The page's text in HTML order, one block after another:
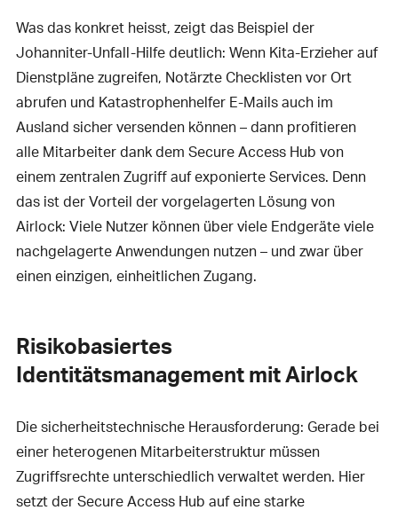
Was das konkret heisst, zeigt das Beispiel der
Johanniter-Unfall-Hilfe deutlich: Wenn Kita-Erzieher auf
Dienstpläne zugreifen, Notärzte Checklisten vor Ort
abrufen und Katastrophenhelfer E-Mails auch im
Ausland sicher versenden können – dann profitieren
alle Mitarbeiter dank dem Secure Access Hub von
einem zentralen Zugriff auf exponierte Services. Denn
das ist der Vorteil der vorgelagerten Lösung von
Airlock: Viele Nutzer können über viele Endgeräte viele
nachgelagerte Anwendungen nutzen – und zwar über
einen einzigen, einheitlichen Zugang.
Risikobasiertes
Identitätsmanagement mit Airlock
Die sicherheitstechnische Herausforderung: Gerade bei
einer heterogenen Mitarbeiterstruktur müssen
Zugriffsrechte unterschiedlich verwaltet werden. Hier
setzt der Secure Access Hub auf eine starke